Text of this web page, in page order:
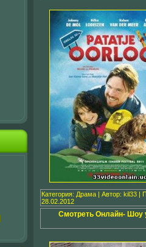
Категория: Драма | Автор: kil33 |
28.02.2012
Смотреть Онлайн- Шоу